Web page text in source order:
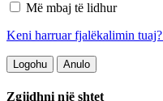
Më mbaj të lidhur
Keni harruar fjalëkalimin tuaj?
Logohu Anulo
Zgjidhni një shtet